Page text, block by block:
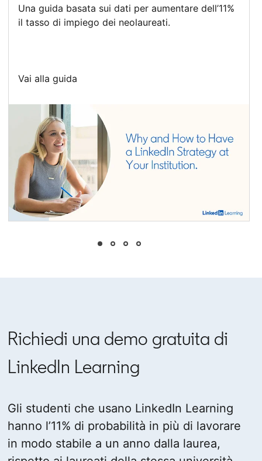
Una guida basata sui dati per aumentare dell’11%
il tasso di impiego dei neolaureati.
Vai alla guida
Richiedi una demo gratuita di
LinkedIn Learning
Gli studenti che usano LinkedIn Learning
hanno l’11% di probabilità in più di lavorare
in modo stabile a un anno dalla laurea,